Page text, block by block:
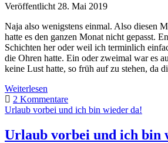
Veröffentlicht 28. Mai 2019
Naja also wenigstens einmal. Also diesen
hatte es den ganzen Monat nicht gepasst.
Schichten her oder weil ich terminlich
die Ohren hatte. Ein oder zweimal war es
keine Lust hatte, so früh auf zu stehen, da
Weiterlesen
Uhr.
Early
2 Kommentare
Urlaub vorbei und ich bin wieder da!
Urlaub vorbei und ich bin